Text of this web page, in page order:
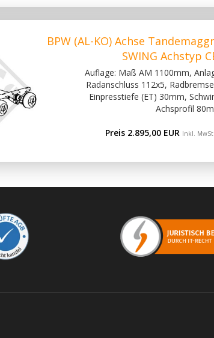
BPW (AL-KO) Achse
SWING Achstyp
Auflage: Maß AM 1100mm,
Radanschluss 112x5,
Einpresstiefe (ET) 30mm,
Achsprofil
Preis 2.895,00 EUR Inkl.